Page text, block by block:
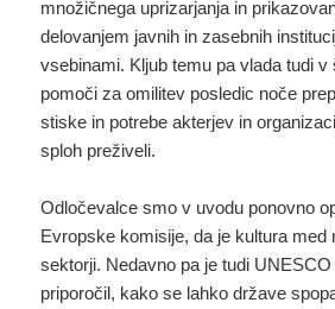
množičnega uprizarjanja in
delovanjem javnih in zasebnih
vsebinami. Kljub temu pa vlada tudi
pomoči za omilitev posledic noče
stiske in potrebe akterjev in
sploh preživeli.
Odločevalce smo v uvodu ponovno
Evropske komisije, da je kultura med
sektorji. Nedavno pa je tudi
priporočil, kako se lahko države